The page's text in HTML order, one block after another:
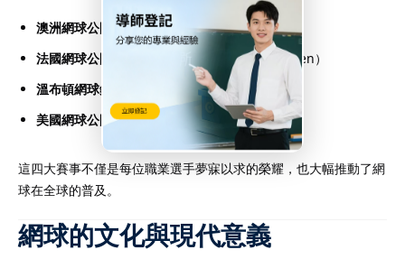
澳洲網球公開賽（Australian Open）
法國網球公開賽
（Roland Garros / French Open）
溫布頓網球錦標賽
（Wimbledon）
美國網球公開賽（US Open）
這四大賽事不僅是每位職業選手夢寐以求的榮耀，也大幅推動了網
球在全球的普及。
網球的文化與現代意義